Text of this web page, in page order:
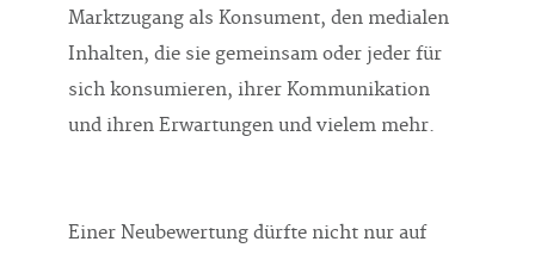
Marktzugang als Konsument, den medialen
Inhalten, die sie gemeinsam oder jeder für
sich konsumieren, ihrer Kommunikation
und ihren Erwartungen und vielem mehr.
Einer Neubewertung dürfte nicht nur auf